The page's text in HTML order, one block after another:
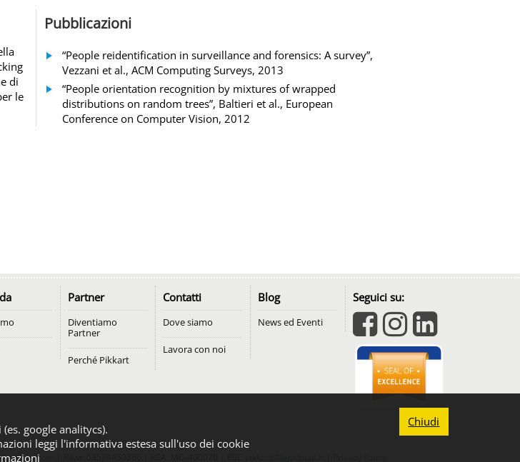
google analitycs).
leggi l'informativa estesa sull'uso dei cookie
Chiudi
di
le
Pubblicazioni
“People reidentification in surveillance and forensics: A survey”,
Vezzani et al., ACM Computing Surveys, 2013
“People orientation recognition by mixtures of wrapped
distributions on random trees”, Baltieri et al., European
Conference on Computer Vision, 2012
Partner
Diventiamo
Partner
Perché Pikkart
Contatti
Dove siamo
Lavora con noi
Blog
News ed Eventi
Seguici su: